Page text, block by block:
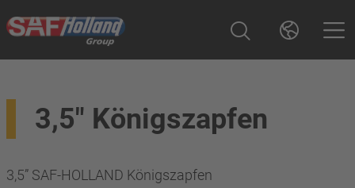
3,5" Königszapfen
3,5” SAF-HOLLAND Königszapfen